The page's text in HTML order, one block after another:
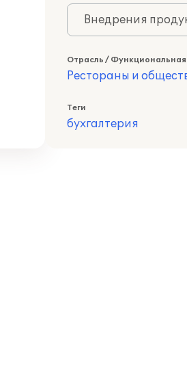
Внедрения
Отрасль / Функциональная
Рестораны и
Теги
бухгалтерия